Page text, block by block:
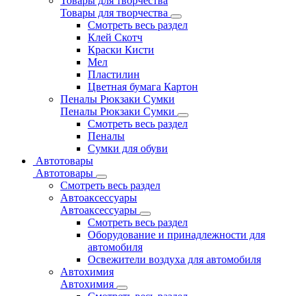
Товары для творчества
Смотреть весь раздел
Клей Скотч
Краски Кисти
Мел
Пластилин
Цветная бумага Картон
Пеналы Рюкзаки Сумки
Пеналы Рюкзаки Сумки
Смотреть весь раздел
Пеналы
Сумки для обуви
Автотовары
Автотовары
Смотреть весь раздел
Автоаксессуары
Автоаксессуары
Смотреть весь раздел
Оборудование и принадлежности для
автомобиля
Освежители воздуха для автомобиля
Автохимия
Автохимия